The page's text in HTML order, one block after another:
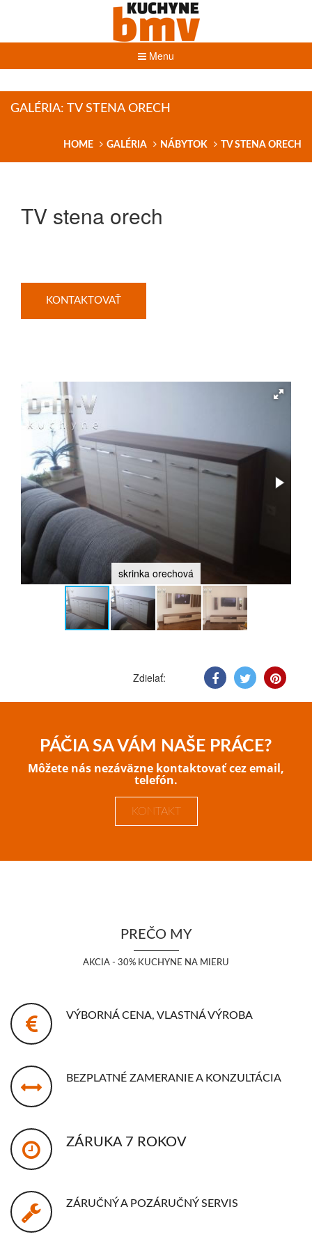
Menu
GALÉRIA: TV STENA ORECH
HOME GALÉRIA NÁBYTOK TV STENA ORECH
TV stena orech
KONTAKTOVAŤ
skrinka orechová
Zdielať:
PÁČIA SA VÁM NAŠE PRÁCE?
Môžete nás nezáväzne kontaktovať cez email,
telefón.
KONTAKT
PREČO MY
AKCIA - 30% KUCHYNE NA MIERU
VÝBORNÁ CENA, VLASTNÁ VÝROBA
BEZPLATNÉ ZAMERANIE A KONZULTÁCIA
ZÁRUKA 7 ROKOV
ZÁRUČNÝ A POZÁRUČNÝ SERVIS